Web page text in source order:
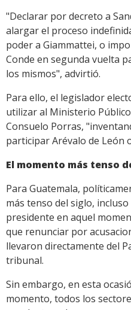
"Declarar por decreto a
alargar el proceso
poder a Giammattei, o
Conde en segunda vuelta
los mismos", advirtió.
Para ello, el legislador
utilizar al Ministerio
Consuelo Porras,
participar Arévalo de León
El momento más tenso
Para Guatemala,
más tenso del siglo,
presidente en aquel
que renunciar por
llevaron directamente del
tribunal.
Sin embargo, en esta
momento, todos los